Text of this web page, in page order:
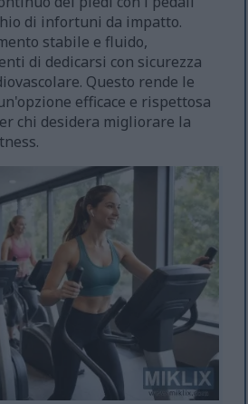
di infortuni da impatto.
stabile e fluido,
di dedicarsi con sicurezza
Questo rende le
efficace e rispettosa
chi desidera migliorare la